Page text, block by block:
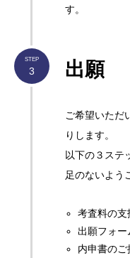
す。
出願
ご希望いただ
りします。
以下の３ステ
足のないよう
考査料の支
出願フォー
内申書の
STEP
3